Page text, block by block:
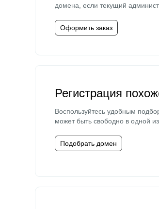
домена, если текущий
Оформить заказ
Регистрация
Воспользуйтесь удобным
может быть свободно в одной
Подобрать домен